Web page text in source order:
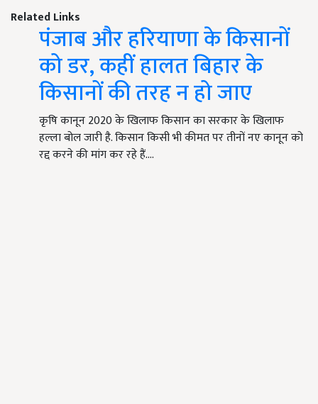
Related Links
पंजाब और हरियाणा के किसानों
को डर, कहीं हालत बिहार के
किसानों की तरह न हो जाए
कृषि कानून 2020 के खिलाफ किसान का सरकार के खिलाफ
हल्ला बोल जारी है. किसान किसी भी कीमत पर तीनों नए कानून को
रद्द करने की मांग कर रहे हैं.…